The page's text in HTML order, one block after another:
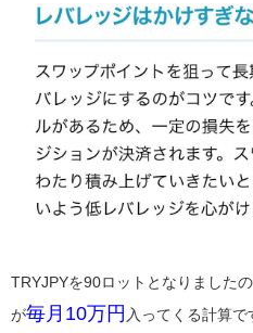
TRYJPYを90ロットとなりました
が​毎月10万円​ 入ってくる計算で